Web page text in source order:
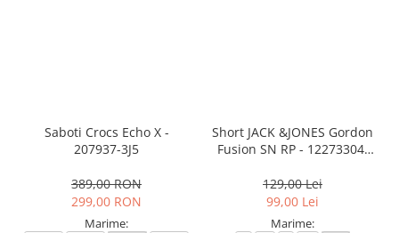
Saboti Crocs Echo X -
207937-3J5
389,00 RON
299,00 RON
Marime:
Short JACK &JONES Gordon
Fusion SN RP - 12273304-
129,00 Lei
99,00 Lei
Marime: